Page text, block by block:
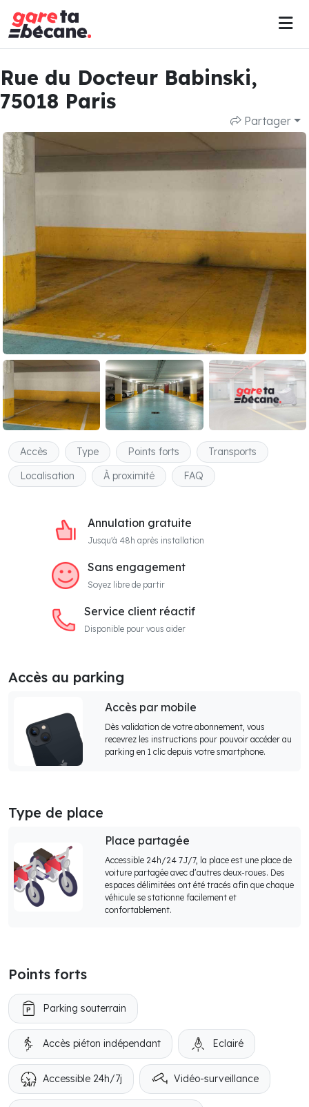
Rue du Docteur Babinski,
75018 Paris
Partager
Accès Type Points forts
Transports
Localisation
À proximité FAQ
Annulation gratuite
Jusqu'à 48h après installation
Sans engagement
Soyez libre de partir
Service client réactif
Disponible pour vous aider
Accès au parking
Accès par mobile
Dès validation de votre abonnement, vous
recevrez les instructions pour pouvoir accéder au
parking en 1 clic depuis votre smartphone.
Type de place
Place partagée
Accessible 24h/24 7J/7, la place est une place de
voiture partagée avec d’autres deux-roues. Des
espaces délimitées ont été tracés afin que chaque
véhicule se stationne facilement et
confortablement.
Points forts
Parking souterrain
Accès piéton indépendant Eclairé
Accessible 24h/7j Vidéo-surveillance